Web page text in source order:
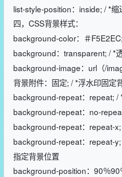
list-style-position：inside; / *缩
四，CSS背景样式：
background-color：＃
background：transparent; / *
background-image：url（/
背景附件：固定; / *浮水印固定
background-repeat：repeat; /
background-repeat：no-
background-repeat：repeat-
background-repeat：repeat-
指定背景位置
background-position：90％90